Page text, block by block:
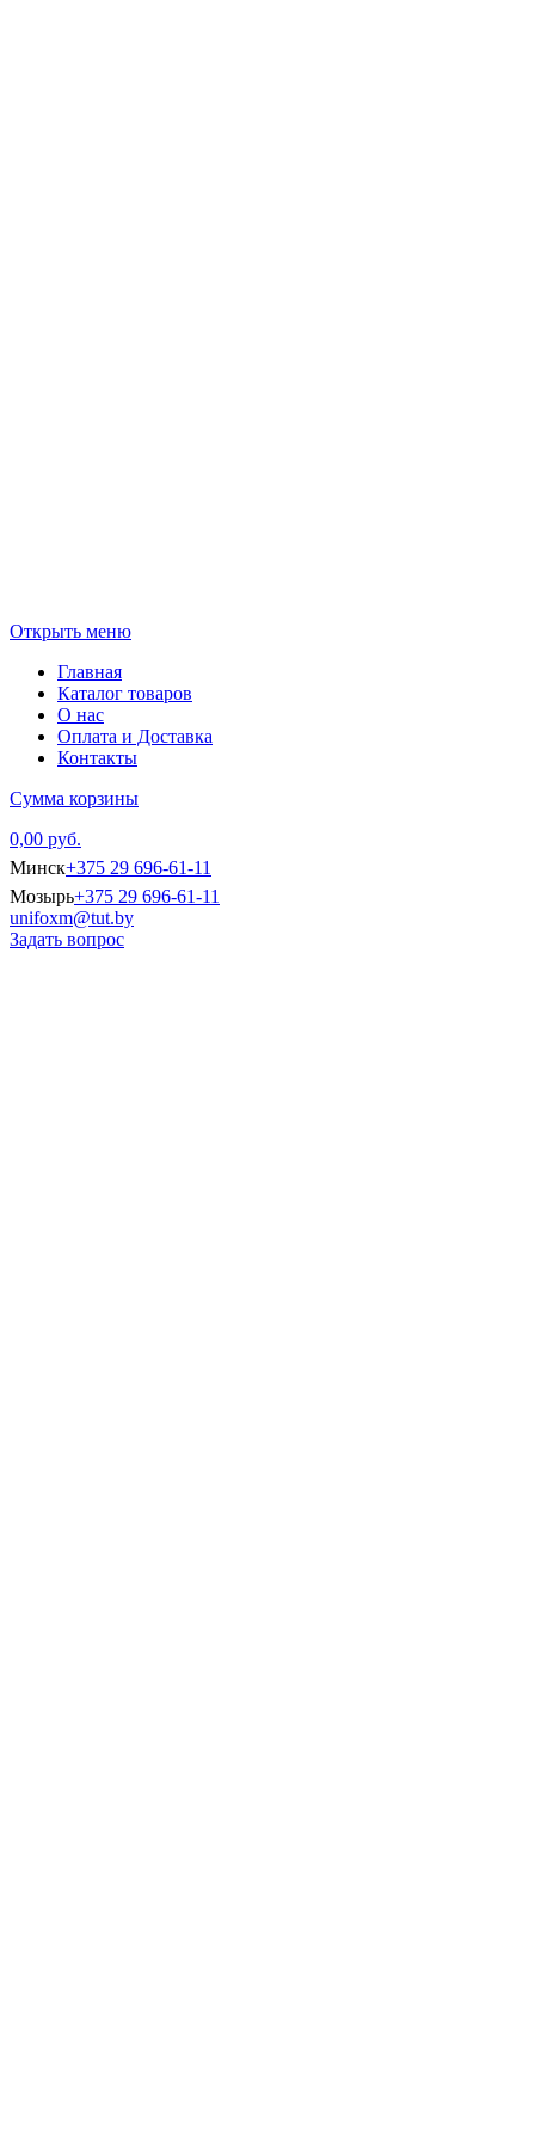
Открыть меню
Главная
Каталог товаров
О нас
Оплата и Доставка
Контакты
Сумма корзины
0,00 руб.
Минск+375 29 696-61-11
Мозырь+375 29 696-61-11
unifoxm@tut.by
Задать вопрос